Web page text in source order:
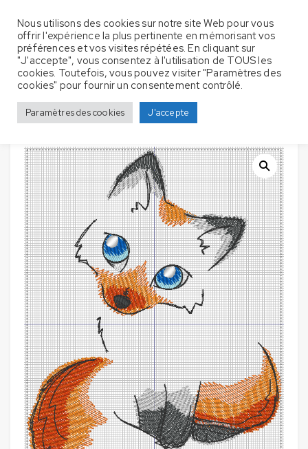
Accueil Couverture bébé
Couverture Bébé – Renard
Nous utilisons des cookies sur notre site Web pour vous
offrir l'expérience la plus pertinente en mémorisant vos
préférences et vos visites répétées. En cliquant sur
"J'accepte", vous consentez à l'utilisation de TOUS les
cookies. Toutefois, vous pouvez visiter "Paramètres des
cookies" pour fournir un consentement contrôlé.
Paramètres des cookies J'accepte